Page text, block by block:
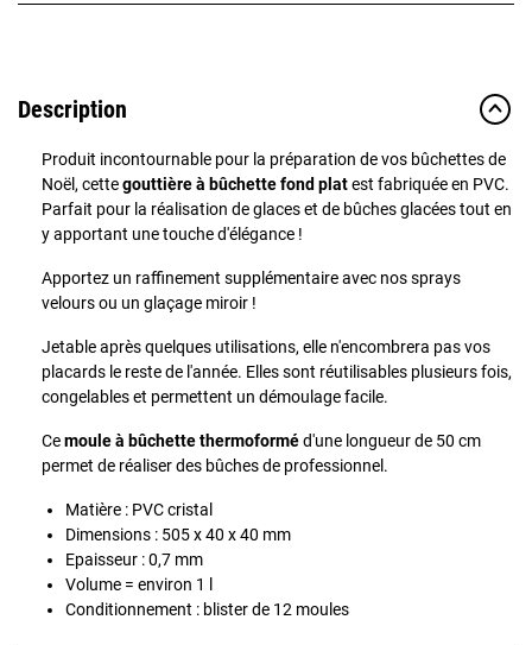
Description
Produit incontournable pour la préparation de vos bûchettes de
Noël, cettegouttière à bûchette fond platest fabriquée en PVC.
Parfait pour la réalisation de glaces et de bûches glacées tout en
y apportant une touche d'élégance !
Apportez un raffinement supplémentaire avec nos sprays
velours ou un glaçage miroir !
Jetable après quelques utilisations, elle n'encombrera pas vos
placards le reste de l'année. Elles sont réutilisables plusieurs fois,
congelables et permettent un démoulage facile.
Cemoule à bûchette thermoforméd'une longueur de 50 cm
permet de réaliser des bûches de professionnel.
Matière : PVC cristal
Dimensions : 505 x 40 x 40 mm
Epaisseur : 0,7 mm
Volume = environ 1 l
Conditionnement : blister de 12 moules